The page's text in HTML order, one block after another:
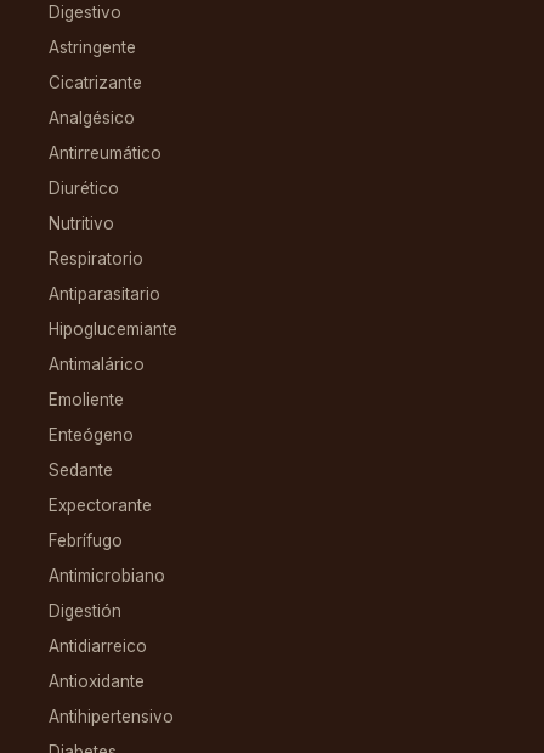
Digestivo
Astringente
Cicatrizante
Analgésico
Antirreumático
Diurético
Nutritivo
Respiratorio
Antiparasitario
Hipoglucemiante
Antimalárico
Emoliente
Enteógeno
Sedante
Expectorante
Febrífugo
Antimicrobiano
Digestión
Antidiarreico
Antioxidante
Antihipertensivo